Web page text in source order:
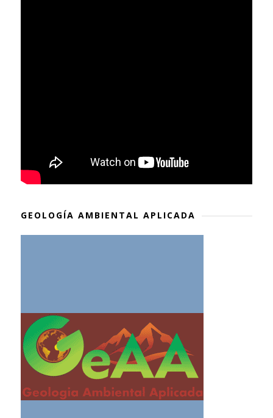
GEOLOGÍA AMBIENTAL APLICADA